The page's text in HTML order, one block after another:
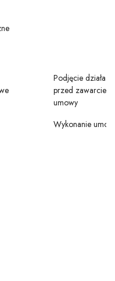
Podjęcie działań
przed zawarciem
umowy
Wykonanie